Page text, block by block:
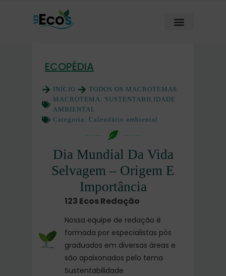
ECOPÉDIA
INÍCIO
TODOS OS MACROTEMAS
MACROTEMA: SUSTENTABILIDADE
AMBIENTAL
Categoria: Calendário ambiental
Dia Mundial Da Vida
Selvagem – Origem E
Importância
123 Ecos Redação
Nossa equipe de redação é
formada por especialistas pós
graduados em diversas áreas e
são apaixonados pelo tema
Sustentabilidade